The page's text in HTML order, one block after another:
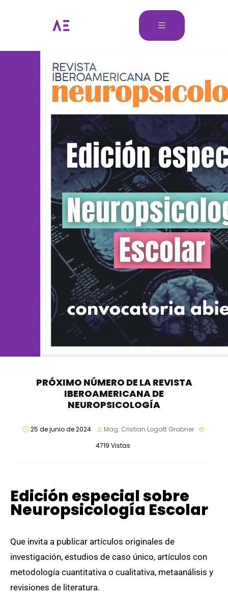
PRÓXIMO NÚMERO DE LA REVISTA
IBEROAMERICANA DE
NEUROPSICOLOGÍA
25 de junio de 2024
Mag. Cristian Logatt Grabner
4719 Vistas
Edición especial sobre
Neuropsicología Escolar
Que invita a publicar artículos originales de
investigación, estudios de caso único, artículos con
metodología cuantitativa o cualitativa, metaanálisis y
revisiones de literatura.